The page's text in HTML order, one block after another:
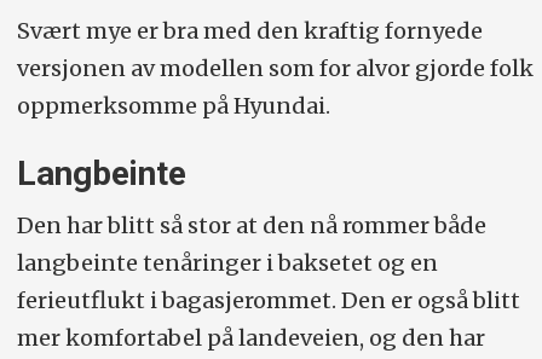
Svært mye er bra med den kraftig fornyede
versjonen av modellen som for alvor gjorde folk
oppmerksomme på Hyundai.
Langbeinte
Den har blitt så stor at den nå rommer både
langbeinte tenåringer i baksetet og en
ferieutflukt i bagasjerommet. Den er også blitt
mer komfortabel på landeveien, og den har